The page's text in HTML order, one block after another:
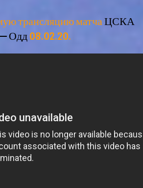
трансляцию матчаЦСКА
Одд08.02.20.